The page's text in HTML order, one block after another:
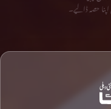
حصہ ڈالیے۔